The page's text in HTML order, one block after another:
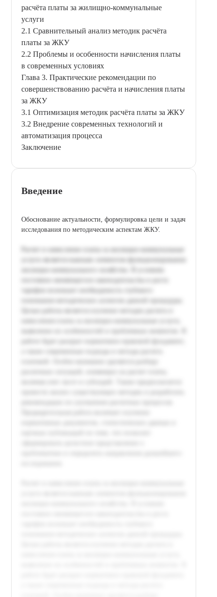
расчёта платы за жилищно-коммунальные
услуги
2.1 Сравнительный анализ методик расчёта
платы за ЖКУ
2.2 Проблемы и особенности начисления платы
в современных условиях
Глава 3. Практические рекомендации по
совершенствованию расчёта и начисления платы
за ЖКУ
3.1 Оптимизация методик расчёта платы за ЖКУ
3.2 Внедрение современных технологий и
автоматизация процесса
Заключение
Введение
Обоснование актуальности, формулировка цели и задач
исследования по методическим аспектам ЖКУ.